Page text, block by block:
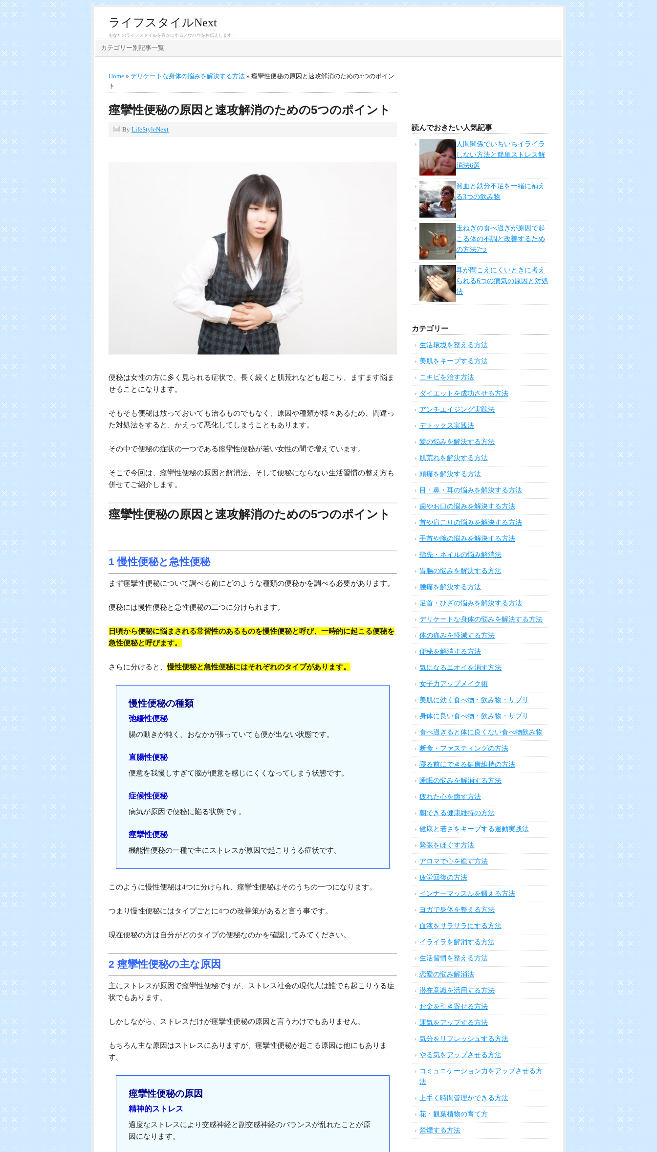
ライフスタイルNext
あなたのライフスタイルを豊かにするノウハウをお伝えします！
カテゴリー別記事一覧
Home » デリケートな身体の悩みを解決する方法 » 痙攣性便秘の原因と速攻解消のための5つのポイン
ト
痙攣性便秘の原因と速攻解消のための5つのポイント
By LifeStyleNext
便秘は女性の方に多く見られる症状で、長く続くと肌荒れなども起こり、ますます悩ま
せることになります。
そもそも便秘は放っておいても治るものでもなく、原因や種類が様々あるため、間違っ
た対処法をすると、かえって悪化してしまうこともあります。
その中で便秘の症状の一つである痙攣性便秘が若い女性の間で増えています。
そこで今回は、痙攣性便秘の原因と解消法、そして便秘にならない生活習慣の整え方も
併せてご紹介します。
痙攣性便秘の原因と速攻解消のための5つのポイント
1 慢性便秘と急性便秘
まず痙攣性便秘について調べる前にどのような種類の便秘かを調べる必要があります。
便秘には慢性便秘と急性便秘の二つに分けられます。
日頃から便秘に悩まされる常習性のあるものを慢性便秘と呼び、一時的に起こる便秘を
急性便秘と呼びます。
さらに分けると、慢性便秘と急性便秘にはそれぞれのタイプがあります。
慢性便秘の種類
弛緩性便秘
腸の動きが鈍く、おなかが張っていても便が出ない状態です。
直腸性便秘
便意を我慢しすぎて脳が便意を感じにくくなってしまう状態です。
症候性便秘
病気が原因で便秘に陥る状態です。
痙攣性便秘
機能性便秘の一種で主にストレスが原因で起こりうる症状です。
このように慢性便秘は4つに分けられ、痙攣性便秘はそのうちの一つになります。
つまり慢性便秘にはタイプごとに4つの改善策があると言う事です。
現在便秘の方は自分がどのタイプの便秘なのかを確認してみてください。
2 痙攣性便秘の主な原因
主にストレスが原因で痙攣性便秘ですが、ストレス社会の現代人は誰でも起こりうる症
状でもあります。
しかしながら、ストレスだけが痙攣性便秘の原因と言うわけでもありません。
もちろん主な原因はストレスにありますが、痙攣性便秘が起こる原因は他にもありま
す。
痙攣性便秘の原因
精神的ストレス
過度なストレスにより交感神経と副交感神経のバランスが乱れたことが原
因になります。
読んでおきたい人気記事
人間関係でいちいちイライラ
しない方法と簡単ストレス解
消法6選
貧血と鉄分不足を一緒に補え
る3つの飲み物
玉ねぎの食べ過ぎが原因で起
こる体の不調と改善するため
の方法7つ
耳が聞こえにくいときに考え
られる6つの病気の原因と対処
法
カテゴリー
生活環境を整える方法
美肌をキープする方法
ニキビを治す方法
ダイエットを成功させる方法
アンチエイジング実践法
デトックス実践法
髪の悩みを解決する方法
肌荒れを解決する方法
頭痛を解決する方法
目・鼻・耳の悩みを解決する方法
歯やお口の悩みを解決する方法
首や肩こりの悩みを解決する方法
手首や腕の悩みを解決する方法
指先・ネイルの悩み解消法
胃腸の悩みを解決する方法
腰痛を解決する方法
足首・ひざの悩みを解決する方法
デリケートな身体の悩みを解決する方法
体の痛みを軽減する方法
便秘を解消する方法
気になるニオイを消す方法
女子力アップメイク術
美肌に効く食べ物・飲み物・サプリ
身体に良い食べ物・飲み物・サプリ
食べ過ぎると体に良くない食べ物飲み物
断食・ファスティングの方法
寝る前にできる健康維持の方法
睡眠の悩みを解消する方法
疲れた心を癒す方法
朝できる健康維持の方法
健康と若さをキープする運動実践法
緊張をほぐす方法
アロマで心を癒す方法
疲労回復の方法
インナーマッスルを鍛える方法
ヨガで身体を整える方法
血液をサラサラにする方法
イライラを解消する方法
生活習慣を整える方法
恋愛の悩み解消法
潜在意識を活用する方法
お金を引き寄せる方法
運気をアップする方法
気分をリフレッシュする方法
やる気をアップさせる方法
コミュニケーション力をアップさせる方
法
上手く時間管理ができる方法
花・観葉植物の育て方
禁煙する方法